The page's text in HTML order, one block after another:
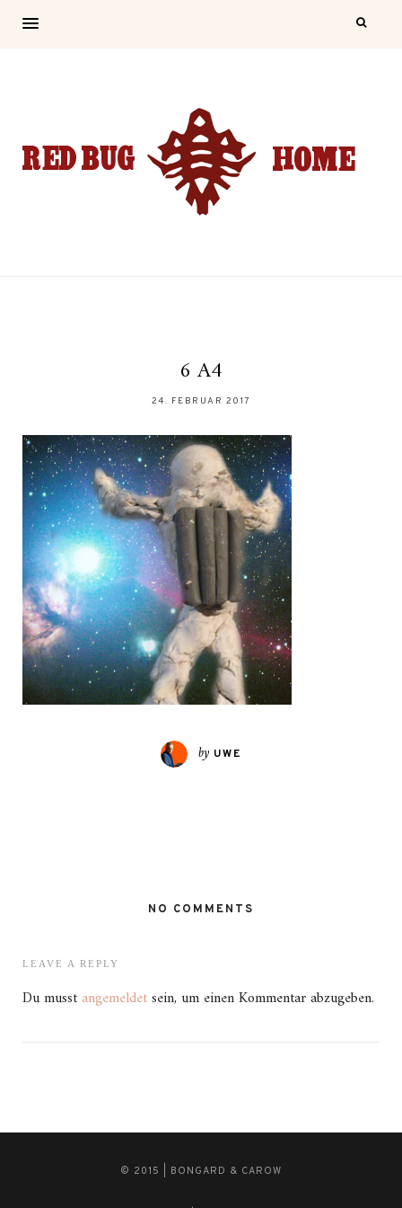
6 A4
24. FEBRUAR 2017
by UWE
NO COMMENTS
LEAVE A REPLY
Du musst angemeldetsein, um einen Kommentar abzugeben.
© 2015 | BONGARD & CAROW